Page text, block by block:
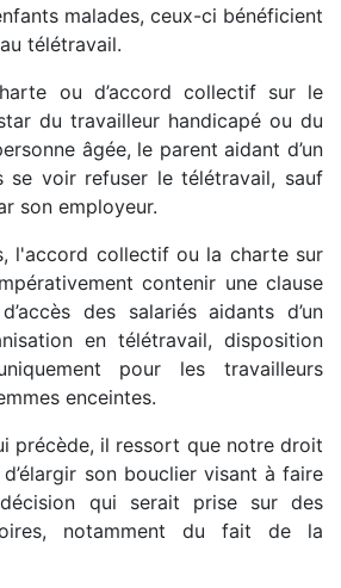
malades, ceux-ci bénéficient
télétravail.
ou d’accord collectif sur le
du travailleur handicapé ou du
âgée, le parent aidant d’un
se voir refuser le télétravail, sauf
son employeur.
l'accord collectif ou la charte sur
contenir une clause
des salariés aidants d’un
en télétravail, disposition
pour les travailleurs
enceintes.
précède, il ressort que notre droit
son bouclier visant à faire
qui serait prise sur des
notamment du fait de la